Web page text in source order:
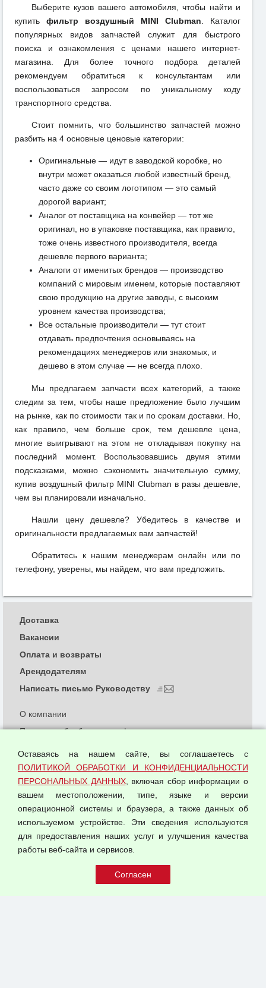
Выберите кузов вашего автомобиля, чтобы найти и
купить фильтр воздушный MINI Clubman . Каталог
популярных видов запчастей служит для быстрого
поиска и ознакомления с ценами нашего интернет-
магазина. Для более точного подбора деталей
рекомендуем обратиться к консультантам или
воспользоваться запросом по уникальному коду
транспортного средства.
Стоит помнить, что большинство запчастей можно
разбить на 4 основные ценовые категории:
Оригинальные — идут в заводской коробке, но
внутри может оказаться любой известный бренд,
часто даже со своим логотипом — это самый
дорогой вариант;
Аналог от поставщика на конвейер — тот же
оригинал, но в упаковке поставщика, как правило,
тоже очень известного производителя, всегда
дешевле первого варианта;
Аналоги от именитых брендов — производство
компаний с мировым именем, которые поставляют
свою продукцию на другие заводы, с высоким
уровнем качества производства;
Все остальные производители — тут стоит
отдавать предпочтения основываясь на
рекомендациях менеджеров или знакомых, и
дешево в этом случае — не всегда плохо.
Мы предлагаем запчасти всех категорий, а также
следим за тем, чтобы наше предложение было лучшим
на рынке, как по стоимости так и по срокам доставки. Но,
как правило, чем больше срок, тем дешевле цена,
многие выигрывают на этом не откладывая покупку на
последний момент. Воспользовавшись двумя этими
подсказками, можно сэкономить значительную сумму,
купив воздушный фильтр MINI Clubman в разы дешевле,
чем вы планировали изначально.
Нашли цену дешевле? Убедитесь в качестве и
оригинальности предлагаемых вам запчастей!
Обратитесь к нашим менеджерам онлайн или по
телефону, уверены, мы найдем, что вам предложить.
© 2026 ООО "Феникс"
О компании
Политика обработки и конфиденциальности
Согласием на обработку персональных данных
Оферта оптовой купли-продажи
Публичная оферта
Доставка
Вакансии
Оплата и возвраты
Арендодателям
Написать письмо Руководству
Оставаясь на нашем сайте, вы соглашаетесь с
ПОЛИТИКОЙ ОБРАБОТКИ И КОНФИДЕНЦИАЛЬНОСТИ
ПЕРСОНАЛЬНЫХ ДАННЫХ, включая сбор информации о
вашем местоположении, типе, языке и версии
операционной системы и браузера, а также данных об
используемом устройстве. Эти сведения используются
для предоставления наших услуг и улучшения качества
работы веб-сайта и сервисов.